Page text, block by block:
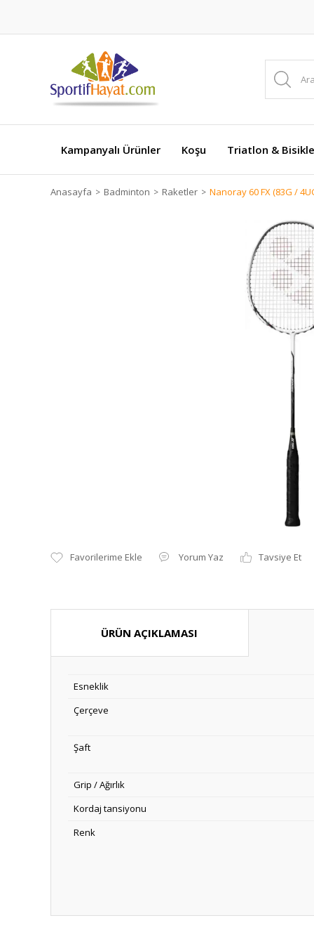
Kampanyalı Ürünler Koşu Triatlon &
Anasayfa Badminton Raketler Nanoray 60 FX (83G /
Yorum Yaz Tavsiye Et
ÜRÜN AÇIKLAMASI
Esneklik
Çerçeve
Şaft
Grip / Ağırlık
Kordaj tansiyonu
Renk